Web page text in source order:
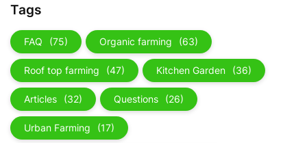
Tags
FAQ (75) Organic farming (63)
Roof top farming (47) Kitchen Garden (36)
Articles (32) Questions (26)
Urban Farming (17)